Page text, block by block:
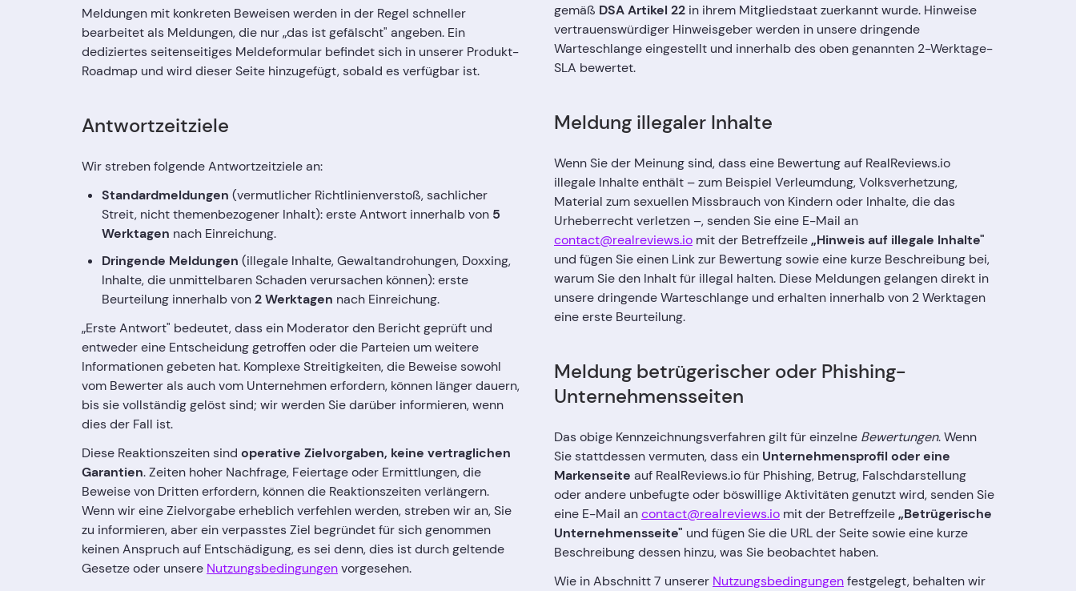
Meldungen mit konkreten Beweisen werden in der Regel schneller
bearbeitet als Meldungen, die nur „das ist gefälscht" angeben. Ein
dediziertes seitenseitiges Meldeformular befindet sich in unserer Produkt-
Roadmap und wird dieser Seite hinzugefügt, sobald es verfügbar ist.
Antwortzeitziele
Wir streben folgende Antwortzeitziele an:
Standardmeldungen (vermutlicher Richtlinienverstoß, sachlicher
Streit, nicht themenbezogener Inhalt): erste Antwort innerhalb von 5
Werktagen nach Einreichung.
Dringende Meldungen (illegale Inhalte, Gewaltandrohungen, Doxxing,
Inhalte, die unmittelbaren Schaden verursachen können): erste
Beurteilung innerhalb von2 Werktagen nach Einreichung.
„Erste Antwort" bedeutet, dass ein Moderator den Bericht geprüft und
entweder eine Entscheidung getroffen oder die Parteien um weitere
Informationen gebeten hat. Komplexe Streitigkeiten, die Beweise sowohl
vom Bewerter als auch vom Unternehmen erfordern, können länger dauern,
bis sie vollständig gelöst sind; wir werden Sie darüber informieren, wenn
dies der Fall ist.
Diese Reaktionszeiten sind operative Zielvorgaben, keine vertraglichen
Garantien. Zeiten hoher Nachfrage, Feiertage oder Ermittlungen, die
Beweise von Dritten erfordern, können die Reaktionszeiten verlängern.
Wenn wir eine Zielvorgabe erheblich verfehlen werden, streben wir an, Sie
zu informieren, aber ein verpasstes Ziel begründet für sich genommen
keinen Anspruch auf Entschädigung, es sei denn, dies ist durch geltende
Gesetze oder unsere Nutzungsbedingungenvorgesehen.
gemäß DSA Artikel 22 in ihrem Mitgliedstaat zuerkannt wurde. Hinweise
vertrauenswürdiger Hinweisgeber werden in unsere dringende
Warteschlange eingestellt und innerhalb des oben genannten 2-Werktage-
SLA bewertet.
Meldung illegaler Inhalte
Wenn Sie der Meinung sind, dass eine Bewertung auf RealReviews.io
illegale Inhalte enthält – zum Beispiel Verleumdung, Volksverhetzung,
Material zum sexuellen Missbrauch von Kindern oder Inhalte, die das
Urheberrecht verletzen –, senden Sie eine E-Mail an
contact@realreviews.io mit der Betreffzeile„Hinweis auf illegale Inhalte"
und fügen Sie einen Link zur Bewertung sowie eine kurze Beschreibung bei,
warum Sie den Inhalt für illegal halten. Diese Meldungen gelangen direkt in
unsere dringende Warteschlange und erhalten innerhalb von 2 Werktagen
eine erste Beurteilung.
Meldung betrügerischer oder Phishing-
Unternehmensseiten
Das obige Kennzeichnungsverfahren gilt für einzelne Bewertungen. Wenn
Sie stattdessen vermuten, dass ein Unternehmensprofil oder eine
Markenseite auf RealReviews.io für Phishing, Betrug, Falschdarstellung
oder andere unbefugte oder böswillige Aktivitäten genutzt wird, senden Sie
eine E-Mail ancontact@realreviews.io mit der Betreffzeile„Betrügerische
Unternehmensseite" und fügen Sie die URL der Seite sowie eine kurze
Beschreibung dessen hinzu, was Sie beobachtet haben.
Wie in Abschnitt 7 unserer Nutzungsbedingungenfestgelegt, behalten wir